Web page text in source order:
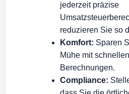
jederzeit präzise
reduzieren Sie so
Komfort: Sparen
Mühe mit
Berechnungen.
Compliance: